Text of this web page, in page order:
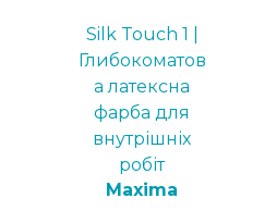
Silk Touch 1 |
Глибокоматов
а латексна
фарба для
внутрішніх
робіт
Maxima